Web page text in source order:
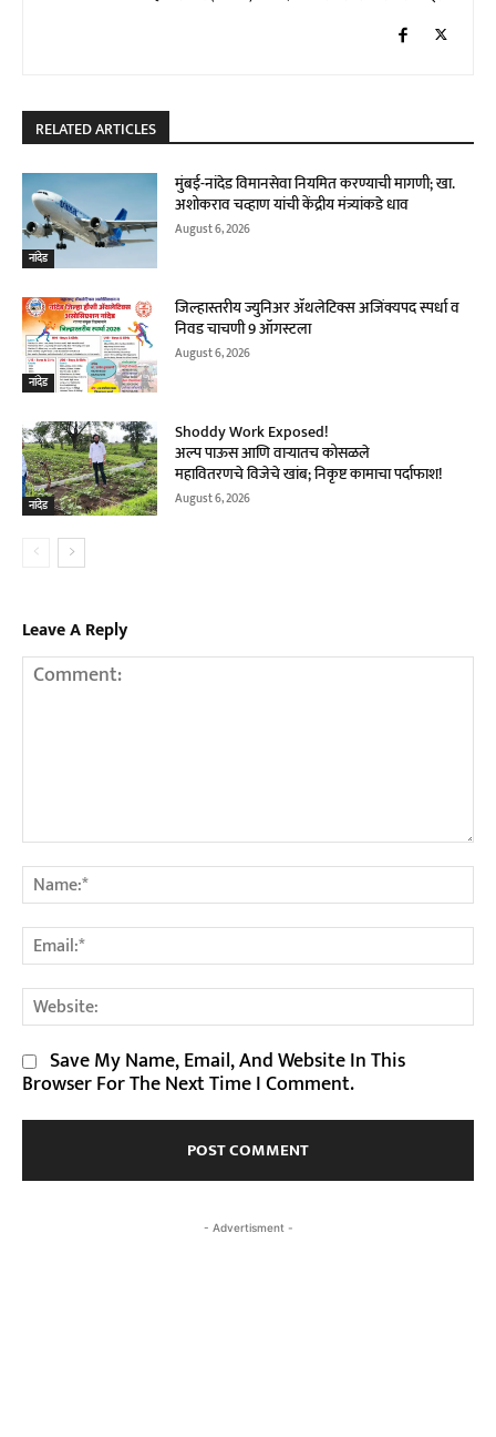
RELATED ARTICLES
नांदेड
मुंबई-नांदेड विमानसेवा नियमित करण्याची मागणी; खा.
अशोकराव चव्हाण यांची केंद्रीय मंत्र्यांकडे धाव
August 6, 2026
नांदेड
जिल्हास्तरीय ज्युनिअर ॲथलेटिक्स अजिंक्यपद स्पर्धा व
निवड चाचणी 9 ऑगस्टला
August 6, 2026
नांदेड
Shoddy Work Exposed!
अल्प पाऊस आणि वाऱ्यातच कोसळले
महावितरणचे विजेचे खांब; निकृष्ट कामाचा पर्दाफाश!
August 6, 2026
Leave A Reply
Comment:
Save My Name, Email, And Website In This
Browser For The Next Time I Comment.
- Advertisment -